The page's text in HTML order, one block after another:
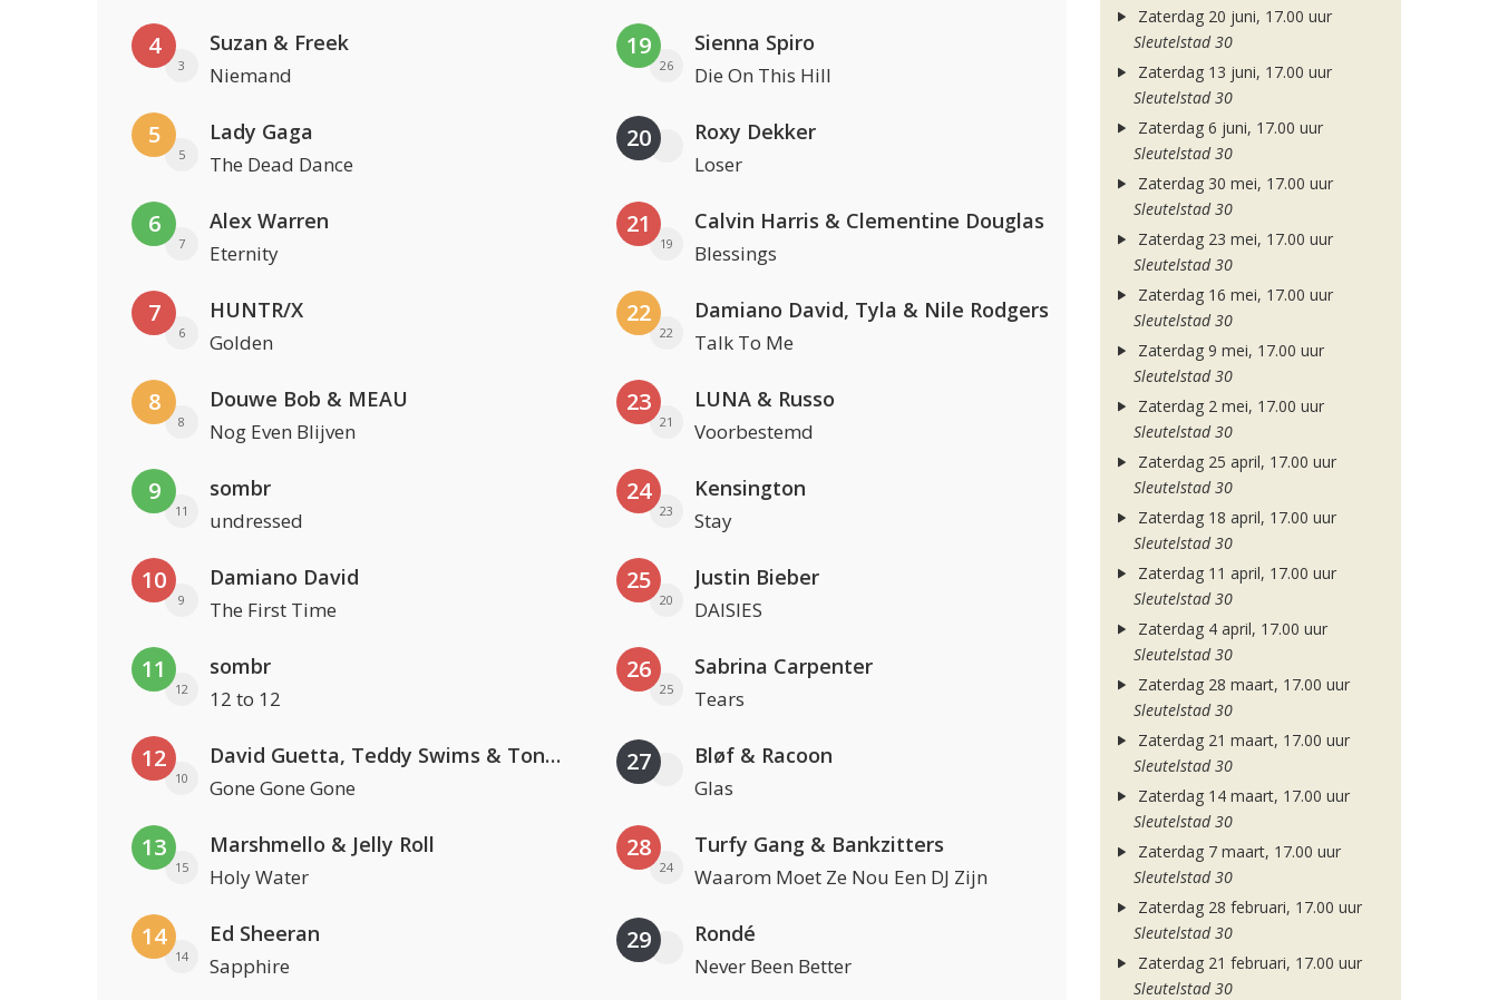
4
3
Suzan & Freek
Niemand
5
5
Lady Gaga
The Dead Dance
6
7
Alex Warren
Eternity
7
6
HUNTR/X
Golden
8
8
Douwe Bob & MEAU
Nog Even Blijven
9
11
sombr
undressed
10
9
Damiano David
The First Time
11
12
sombr
12 to 12
12
10
David Guetta, Teddy Swims & Tones And I
Gone Gone Gone
13
15
Marshmello & Jelly Roll
Holy Water
14
14
Ed Sheeran
Sapphire
19
26
Sienna Spiro
Die On This Hill
20 Roxy Dekker
Loser
21
19
Calvin Harris & Clementine Douglas
Blessings
22
22
Damiano David, Tyla & Nile Rodgers
Talk To Me
23
21
LUNA & Russo
Voorbestemd
24
23
Kensington
Stay
25
20
Justin Bieber
DAISIES
26
25
Sabrina Carpenter
Tears
27 Bløf & Racoon
Glas
28
24
Turfy Gang & Bankzitters
Waarom Moet Ze Nou Een DJ Zijn
29 Rondé
Never Been Better
Zaterdag 20 juni, 17.00 uur
Sleutelstad 30
Zaterdag 13 juni, 17.00 uur
Sleutelstad 30
Zaterdag 6 juni, 17.00 uur
Sleutelstad 30
Zaterdag 30 mei, 17.00 uur
Sleutelstad 30
Zaterdag 23 mei, 17.00 uur
Sleutelstad 30
Zaterdag 16 mei, 17.00 uur
Sleutelstad 30
Zaterdag 9 mei, 17.00 uur
Sleutelstad 30
Zaterdag 2 mei, 17.00 uur
Sleutelstad 30
Zaterdag 25 april, 17.00 uur
Sleutelstad 30
Zaterdag 18 april, 17.00 uur
Sleutelstad 30
Zaterdag 11 april, 17.00 uur
Sleutelstad 30
Zaterdag 4 april, 17.00 uur
Sleutelstad 30
Zaterdag 28 maart, 17.00 uur
Sleutelstad 30
Zaterdag 21 maart, 17.00 uur
Sleutelstad 30
Zaterdag 14 maart, 17.00 uur
Sleutelstad 30
Zaterdag 7 maart, 17.00 uur
Sleutelstad 30
Zaterdag 28 februari, 17.00 uur
Sleutelstad 30
Zaterdag 21 februari, 17.00 uur
Sleutelstad 30